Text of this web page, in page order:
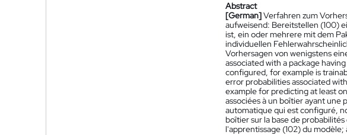
Abstract
[German]Verfahren zum
aufweisend: Bereitstellen (100)
ist, ein oder mehrere mit dem
individuellen
Vorhersagen von wenigstens
associated with a package
configured, for example is
error probabilities associated
example for predicting at least
associées à un boîtier ayant
automatique qui est configuré,
boîtier sur la base de
l'apprentissage (102) du